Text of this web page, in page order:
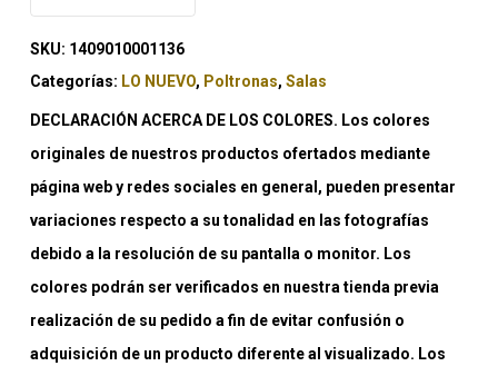
SKU: 1409010001136
Categorías: LO NUEVO, Poltronas, Salas
DECLARACIÓN ACERCA DE LOS COLORES. Los colores
originales de nuestros productos ofertados mediante
página web y redes sociales en general, pueden presentar
variaciones respecto a su tonalidad en las fotografías
debido a la resolución de su pantalla o monitor. Los
colores podrán ser verificados en nuestra tienda previa
realización de su pedido a fin de evitar confusión o
adquisición de un producto diferente al visualizado. Los